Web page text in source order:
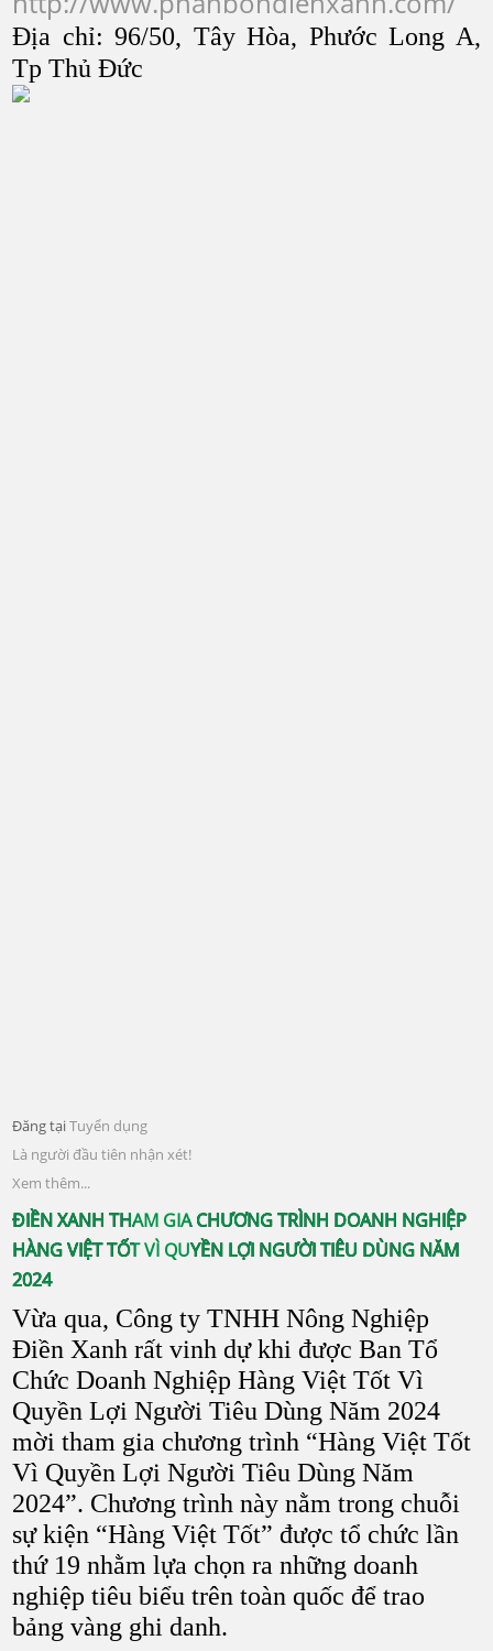
Địa chỉ: 96/50, Tây Hòa, Phước Long A,
Tp Thủ Đức
Đăng tạiTuyển dụng
Là người đầu tiên nhận xét!
Xem thêm...
ĐIỀN XANH THAM GIA CHƯƠNG TRÌNH DOANH NGHIỆP
HÀNG VIỆT TỐT VÌ QUYỀN LỢI NGƯỜI TIÊU DÙNG NĂM
2024
Vừa qua, Công ty TNHH Nông Nghiệp
Điền Xanh rất vinh dự khi được Ban Tổ
Chức Doanh Nghiệp Hàng Việt Tốt Vì
Quyền Lợi Người Tiêu Dùng Năm 2024
mời tham gia chương trình “Hàng Việt Tốt
Vì Quyền Lợi Người Tiêu Dùng Năm
2024”. Chương trình này nằm trong chuỗi
sự kiện “Hàng Việt Tốt” được tổ chức lần
thứ 19 nhằm lựa chọn ra những doanh
nghiệp tiêu biểu trên toàn quốc để trao
bảng vàng ghi danh.